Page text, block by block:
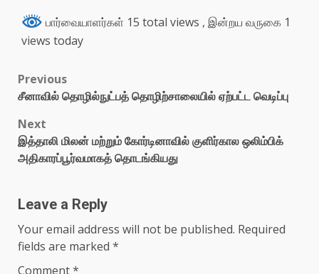
பார்வையாளர்கள் 15 total views , இன்றய வருகை 1
views today
Previous
சீனாவில் தொழில்நுட்பத் தொழிற்சாலையில் ஏற்பட்ட வெடிப்பு
Next
இத்தாலி மிலன் மற்றும் கோர்டினாவில் குளிர்கால ஒலிம்பிக்
அதிகாரப்பூர்வமாகத் தொடங்கியது
Leave a Reply
Your email address will not be published. Required
fields are marked *
Comment*